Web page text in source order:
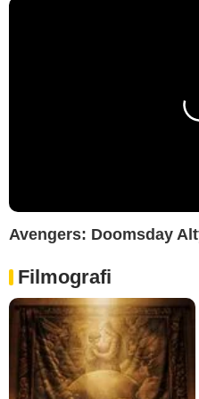
Avengers: Doomsday
Filmografi